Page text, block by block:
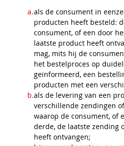
als de consument in
producten heeft besteld:
consument, of een door
laatste product heeft
mag, mits hij de
het bestelproces op
geïnformeerd, een
producten met een
als de levering van een
verschillende zendingen
waarop de consument, of
derde, de laatste zending
heeft ontvangen;